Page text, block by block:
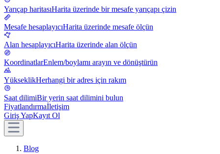
Yarıçap haritasıHarita üzerinde bir mesafe yarıçapı çizin
Mesafe hesaplayıcıHarita üzerinde mesafe ölçün
Alan hesaplayıcıHarita üzerinde alan ölçün
KoordinatlarEnlem/boylamı arayın ve dönüştürün
YükseklikHerhangi bir adres için rakım
Saat dilimiBir yerin saat dilimini bulun
Fiyatlandırmaİletişim
Giriş YapKayıt Ol
Blog